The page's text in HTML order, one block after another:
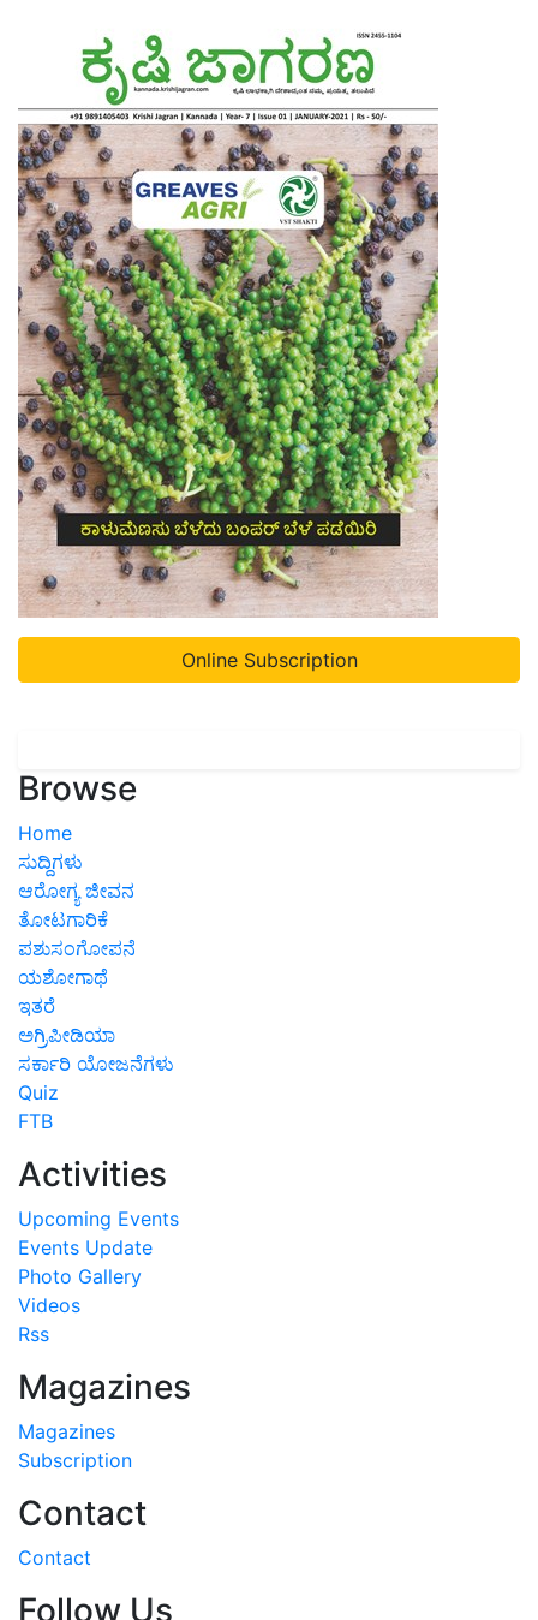
Online Subscription
Browse
Home
ಸುದ್ದಿಗಳು
ಆರೋಗ್ಯ ಜೀವನ
ತೋಟಗಾರಿಕೆ
ಪಶುಸಂಗೋಪನೆ
ಯಶೋಗಾಥೆ
ಇತರೆ
ಅಗ್ರಿಪೀಡಿಯಾ
ಸರ್ಕಾರಿ ಯೋಜನೆಗಳು
Quiz
FTB
Activities
Upcoming Events
Events Update
Photo Gallery
Videos
Rss
Magazines
Magazines
Subscription
Contact
Contact
Follow Us